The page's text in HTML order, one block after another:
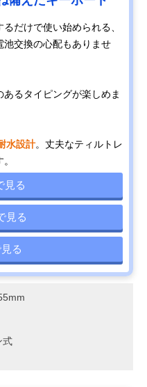
だけで使い始められる、
交換の心配もありませ
るタイピングが楽しめま
水設計。丈夫なティルトレ
見る
見る
る
式